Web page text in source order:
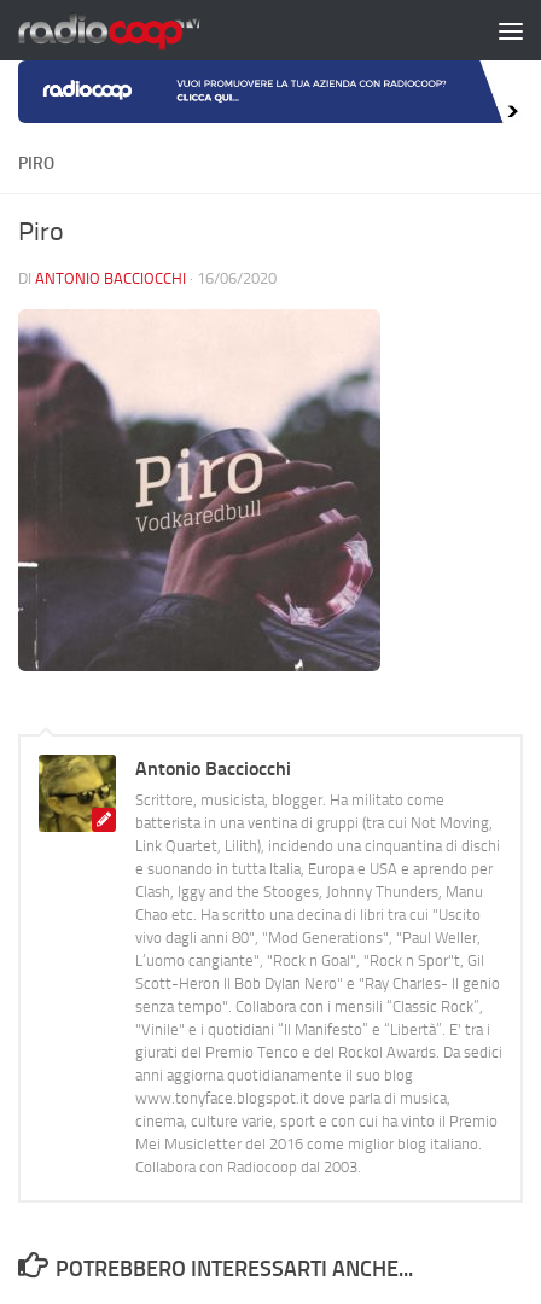
Salta al contenuto
PIRO
Piro
DI ANTONIO BACCIOCCHI · 16/06/2020
Antonio Bacciocchi
Scrittore, musicista, blogger. Ha militato come
batterista in una ventina di gruppi (tra cui Not Moving,
Link Quartet, Lilith), incidendo una cinquantina di dischi
e suonando in tutta Italia, Europa e USA e aprendo per
Clash, Iggy and the Stooges, Johnny Thunders, Manu
Chao etc. Ha scritto una decina di libri tra cui "Uscito
vivo dagli anni 80", "Mod Generations", "Paul Weller,
L’uomo cangiante", "Rock n Goal", "Rock n Spor"t, Gil
Scott-Heron Il Bob Dylan Nero" e "Ray Charles- Il genio
senza tempo". Collabora con i mensili “Classic Rock”,
"Vinile" e i quotidiani “Il Manifesto” e “Libertà”. E' tra i
giurati del Premio Tenco e del Rockol Awards. Da sedici
anni aggiorna quotidianamente il suo blog
www.tonyface.blogspot.it dove parla di musica,
cinema, culture varie, sport e con cui ha vinto il Premio
Mei Musicletter del 2016 come miglior blog italiano.
Collabora con Radiocoop dal 2003.
POTREBBERO INTERESSARTI ANCHE...